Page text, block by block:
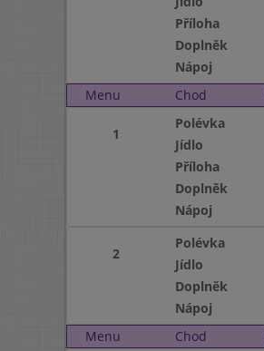
Příloha
Doplněk
Nápoj
Menu
Chod
1
Polévka
Jídlo
Příloha
Doplněk
Nápoj
2
Polévka
Jídlo
Doplněk
Nápoj
Menu
Chod